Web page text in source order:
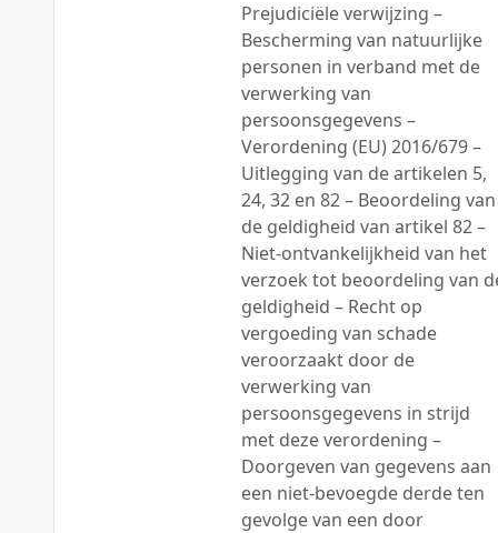
Prejudiciële verwijzing –
Bescherming van natuurlijke
personen in verband met de
verwerking van
persoonsgegevens –
Verordening (EU) 2016/679 –
Uitlegging van de artikelen 5,
24, 32 en 82 – Beoordeling van
de geldigheid van artikel 82 –
Niet-ontvankelijkheid van het
verzoek tot beoordeling van
geldigheid – Recht op
vergoeding van schade
veroorzaakt door de
verwerking van
persoonsgegevens in strijd
met deze verordening –
Doorgeven van gegevens aan
een niet-bevoegde derde ten
gevolge van een door